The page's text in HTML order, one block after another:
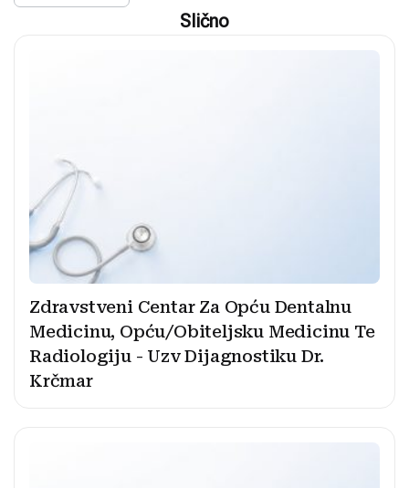
Slično
Zdravstveni Centar Za Opću Dentalnu
Medicinu, Opću/Obiteljsku Medicinu Te
Radiologiju - Uzv Dijagnostiku Dr.
Krčmar